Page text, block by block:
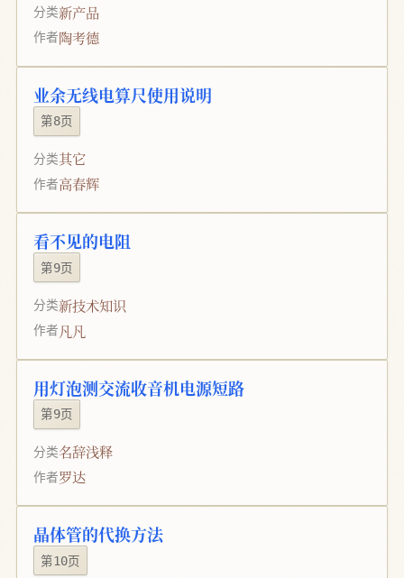
分类新产品
作者陶考德
业余无线电算尺使用说明
第8页
分类其它
作者高春辉
看不见的电阻
第9页
分类新技术知识
作者 凡凡
用灯泡测交流收音机电源短路
第9页
分类名辞浅释
作者罗达
晶体管的代换方法
第10页